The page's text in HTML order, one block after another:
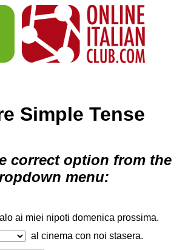
Simple Tense
correct option from the
menu:
ai miei nipoti domenica prossima.
al cinema con noi stasera.